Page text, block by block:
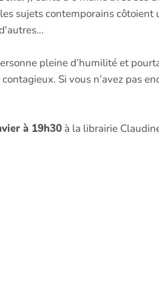
sujets contemporains
pleine d’humilité et
Si vous n’avez pas
à 19h30 à la librairie